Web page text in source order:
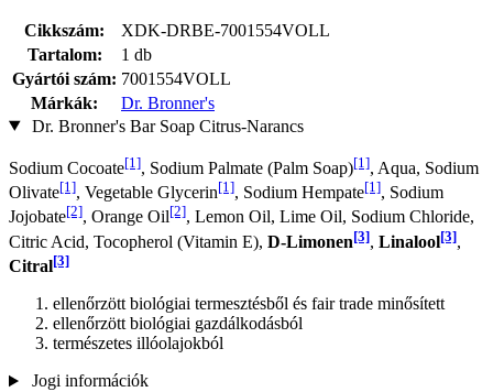
Cikkszám:
XDK-DRBE-7001554VOLL
Tartalom:
1 db
Gyártói szám: 7001554VOLL
Márkák:
Dr. Bronner's
Dr. Bronner's Bar Soap Citrus-Narancs
Sodium Cocoate[1], Sodium Palmate (Palm Soap)[1], Aqua, Sodium
Olivate[1], Vegetable Glycerin[1], Sodium Hempate[1], Sodium
Jojobate[2], Orange Oil[2], Lemon Oil, Lime Oil, Sodium Chloride,
Citric Acid, Tocopherol (Vitamin E), D-Limonen[3], Linalool[3],
Citral[3]
ellenőrzött biológiai termesztésből és fair trade minősített
ellenőrzött biológiai gazdálkodásból
természetes illóolajokból
Jogi információk